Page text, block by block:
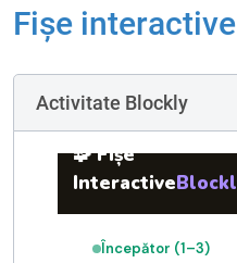
Fișe interactive
Activitate Blockly